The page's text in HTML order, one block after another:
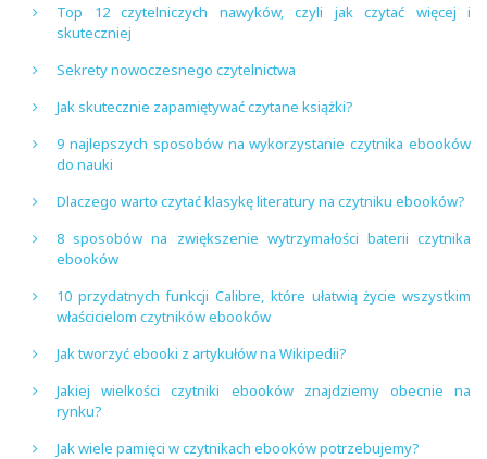
Top 12 czytelniczych nawyków, czyli jak czytać więcej i
skuteczniej
Sekrety nowoczesnego czytelnictwa
Jak skutecznie zapamiętywać czytane książki?
9 najlepszych sposobów na wykorzystanie czytnika ebooków
do nauki
Dlaczego warto czytać klasykę literatury na czytniku ebooków?
8 sposobów na zwiększenie wytrzymałości baterii czytnika
ebooków
10 przydatnych funkcji Calibre, które ułatwią życie wszystkim
właścicielom czytników ebooków
Jak tworzyć ebooki z artykułów na Wikipedii?
Jakiej wielkości czytniki ebooków znajdziemy obecnie na
rynku?
Jak wiele pamięci w czytnikach ebooków potrzebujemy?